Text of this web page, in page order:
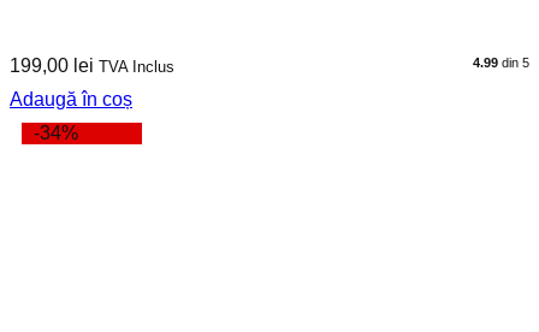
4.99 din 5
199,00 lei TVA Inclus
Adaugă în coș
-34%